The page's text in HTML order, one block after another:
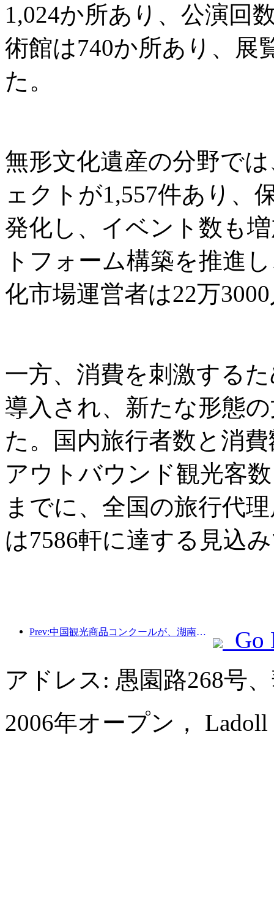
1,024か所あり、公演回
術館は740か所あり、展
た。
無形文化遺産の分野で
ェクトが1,557件あり、
発化し、イベント数も
トフォーム構築を推進
化市場運営者は22万
一方、消費を刺激する
導入され、新たな形態
た。国内旅行者数と消
アウトバウンド観光客
までに、全国の旅行代
は7586軒に達する見込
Prev:中国観光商品コンクールが、湖南省湘潭市にて盛況のうちに開催されました。
Go
アドレス: 愚園路268号
2006年オープン， Ladoll